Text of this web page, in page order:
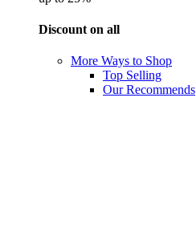
Discount on all
More Ways to Shop
Top Selling
Our Recommends